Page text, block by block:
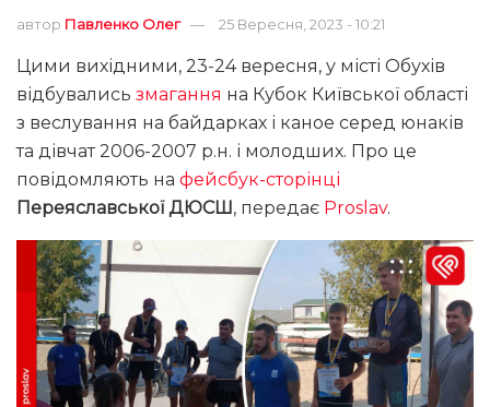
автор Павленко Олег 25 Вересня, 2023 - 10:21
Цими вихідними, 23-24 вересня, у місті Обухів
відбувались змагання на Кубок Київської області
з веслування на байдарках і каное серед юнаків
та дівчат 2006-2007 р.н. і молодших. Про це
повідомляють на фейсбук-сторінці
Переяславської ДЮСШ, передає Proslav.